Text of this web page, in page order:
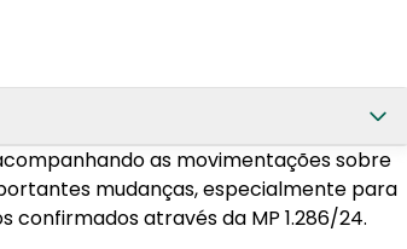
- situação atual
as movimentações sobre
mudanças, especialmente para
confirmados através da MP 1.286/24.